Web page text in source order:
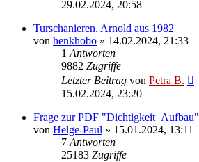
29.02.2024, 20:58
Turschanieren. Arnold aus 1982
von henkhobo » 14.02.2024, 21:33
1Antworten
9882 Zugriffe
Letzter Beitrag von Petra B.
15.02.2024, 23:20
Frage zur PDF "Dichtigkeit_Aufbau"
von Helge-Paul » 15.01.2024, 13:11
7Antworten
25183 Zugriffe